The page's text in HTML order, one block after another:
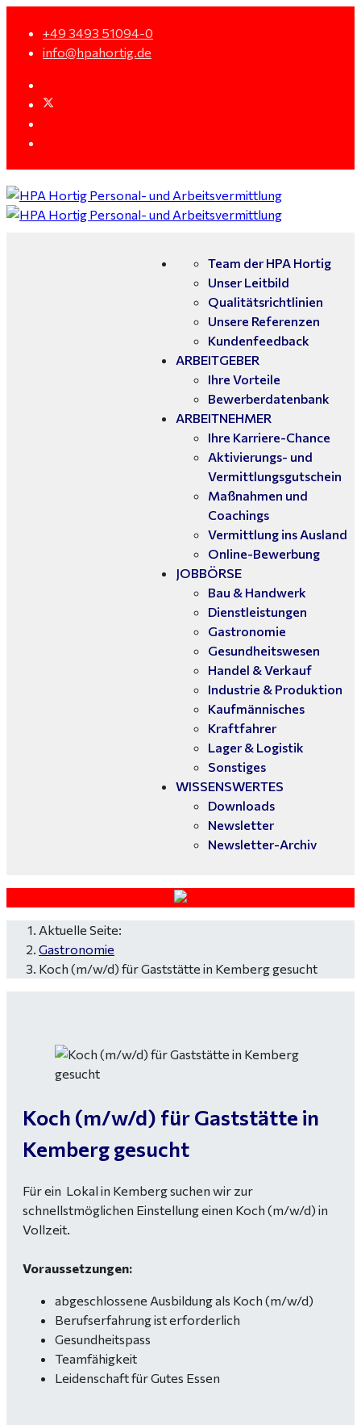
+49 3493 51094-0
info@hpahortig.de
Team der HPA Hortig
Unser Leitbild
Qualitätsrichtlinien
Unsere Referenzen
Kundenfeedback
ARBEITGEBER
Ihre Vorteile
Bewerberdatenbank
ARBEITNEHMER
Ihre Karriere-Chance
Aktivierungs- und
Vermittlungsgutschein
Maßnahmen und
Coachings
Vermittlung ins Ausland
Online-Bewerbung
JOBBÖRSE
Bau & Handwerk
Dienstleistungen
Gastronomie
Gesundheitswesen
Handel & Verkauf
Industrie & Produktion
Kaufmännisches
Kraftfahrer
Lager & Logistik
Sonstiges
WISSENSWERTES
Downloads
Newsletter
Newsletter-Archiv
Aktuelle Seite:
Gastronomie
Koch (m/w/d) für Gaststätte in Kemberg gesucht
Koch (m/w/d) für Gaststätte in
Kemberg gesucht
Für ein Lokal in Kemberg suchen wir zur
schnellstmöglichen Einstellung einen Koch (m/w/d) in
Vollzeit.
Voraussetzungen:
abgeschlossene Ausbildung als Koch (m/w/d)
Berufserfahrung ist erforderlich
Gesundheitspass
Teamfähigkeit
Leidenschaft für Gutes Essen